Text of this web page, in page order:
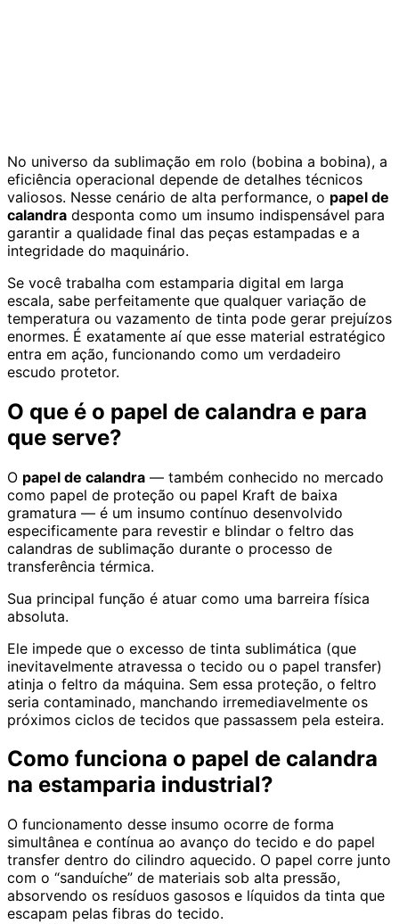
No universo da sublimação em rolo (bobina a bobina), a
eficiência operacional depende de detalhes técnicos
valiosos. Nesse cenário de alta performance, o papel de
calandra desponta como um insumo indispensável para
garantir a qualidade final das peças estampadas e a
integridade do maquinário.
Se você trabalha com estamparia digital em larga
escala, sabe perfeitamente que qualquer variação de
temperatura ou vazamento de tinta pode gerar prejuízos
enormes. É exatamente aí que esse material estratégico
entra em ação, funcionando como um verdadeiro
escudo protetor.
O que é o papel de calandra e para
que serve?
O papel de calandra — também conhecido no mercado
como papel de proteção ou papel Kraft de baixa
gramatura — é um insumo contínuo desenvolvido
especificamente para revestir e blindar o feltro das
calandras de sublimação durante o processo de
transferência térmica.
Sua principal função é atuar como uma barreira física
absoluta.
Ele impede que o excesso de tinta sublimática (que
inevitavelmente atravessa o tecido ou o papel transfer)
atinja o feltro da máquina. Sem essa proteção, o feltro
seria contaminado, manchando irremediavelmente os
próximos ciclos de tecidos que passassem pela esteira.
Como funciona o papel de calandra
na estamparia industrial?
O funcionamento desse insumo ocorre de forma
simultânea e contínua ao avanço do tecido e do papel
transfer dentro do cilindro aquecido. O papel corre junto
com o “sanduíche” de materiais sob alta pressão,
absorvendo os resíduos gasosos e líquidos da tinta que
escapam pelas fibras do tecido.